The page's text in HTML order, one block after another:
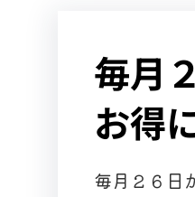
毎月
お得
毎月２６日